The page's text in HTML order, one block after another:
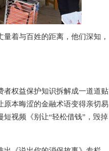
着与百姓的距离，他们深知，
者权益保护知识拆解成一道道贴
本晦涩的金融术语变得亲切易
视频《别让“轻松借钱”，毁掉